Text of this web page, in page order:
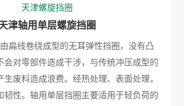
天津螺旋挡圈
津轴用单层螺旋挡圈
扁线卷绕成型的无耳弹性挡圈，没有凸
会对零部件造成干涉，与传统冲压成型的
生废料造成浪费。经热处理、表面处理，
韧性。轴用单层挡圈主要适用于轻负荷的